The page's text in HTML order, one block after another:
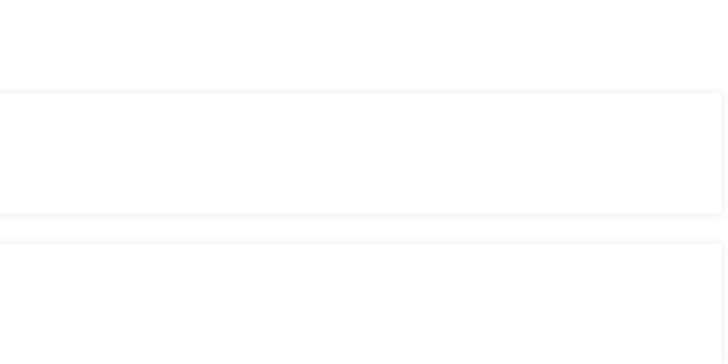
complicações.
do mercado.
e dApps.